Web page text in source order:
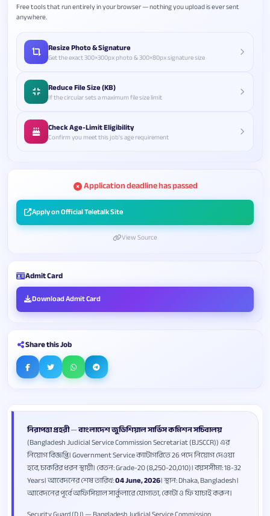
নিরাপত্তা প্রহরী—বাংলাদেশ জুডিশিয়াল সার্ভিস কমিশন সচিবালয়
(Bangladesh Judicial Service Commission Secretariat (BJSCCR)) এর
নিয়োগ বিজ্ঞপ্তি। Government Service ক্যাটাগরিতে 26 পদে নিয়োগ দেওয়া
হবে, চাকরির ধরন স্থায়ী। বেতন: Grade-20 (8,250-20,010)। বয়সসীমা: 18-32
Years। আবেদনের শেষ তারিখ:04 June, 2026। স্থান: Dhaka, Bangladesh।
আবেদনের পূর্বে অফিসিয়াল সার্কুলারে যোগ্যতা, কোটা ও ফি যাচাই করুন।
Free tools that run entirely in your browser — nothing you upload is ever sent
anywhere.
Resize Photo & Signature
Get the exact 300×300px photo & 300×80px signature size
Reduce File Size (KB)
If the circular sets a maximum file size limit
Check Age-Limit Eligibility
Confirm you meet this job's age requirement
Application deadline has passed
Apply on Official Teletalk Site
View Source
Admit Card
Download Admit Card
Share this Job